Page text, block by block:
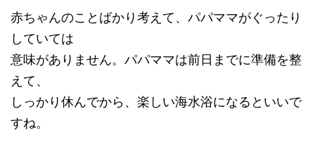
赤ちゃんのことばかり考えて、パパママがぐったり
していては
意味がありません。パパママは前日までに準備を整
えて、
しっかり休んでから、楽しい海水浴になるといいで
すね。